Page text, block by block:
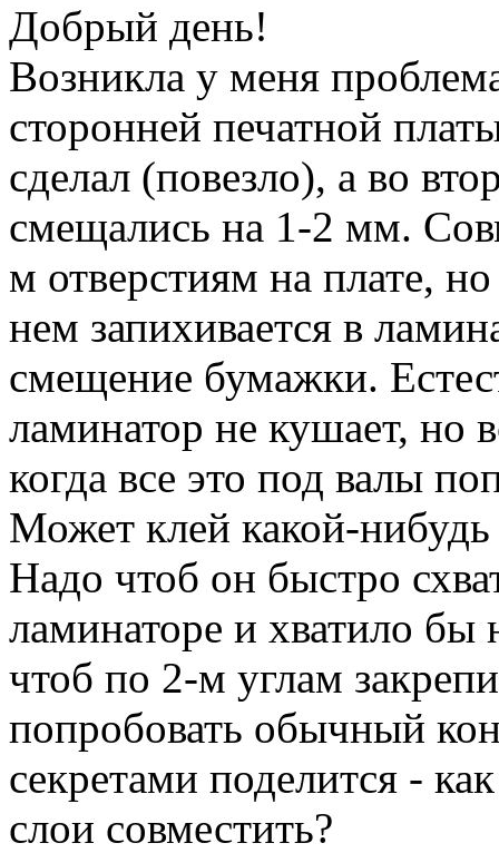
Добрый день!
Возникла у меня
сторонней печатной
сделал (повезло), а во
смещались на 1-2 мм.
м отверстиям на плате,
нем запихивается в
смещение бумажки.
ламинатор не кушает, но
когда все это под валы
Может клей какой-нибудь
Надо чтоб он быстро
ламинаторе и хватило бы
чтоб по 2-м углам
попробовать обычный
секретами поделится -
слои совместить?